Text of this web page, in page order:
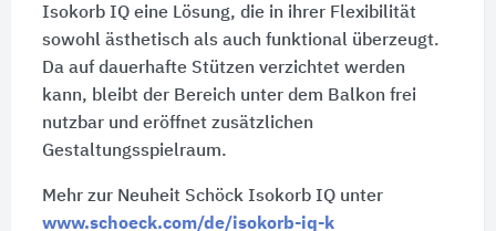
Isokorb IQeine Lösung, die in ihrer Flexibilität
sowohl ästhetisch als auch funktional überzeugt.
Da auf dauerhafte Stützen verzichtet werden
kann, bleibt der Bereich unter dem Balkon frei
nutzbar und eröffnet zusätzlichen
Gestaltungsspielraum.
Mehr zur Neuheit Schöck Isokorb IQunter
www.schoeck.com/de/isokorb-iq-k